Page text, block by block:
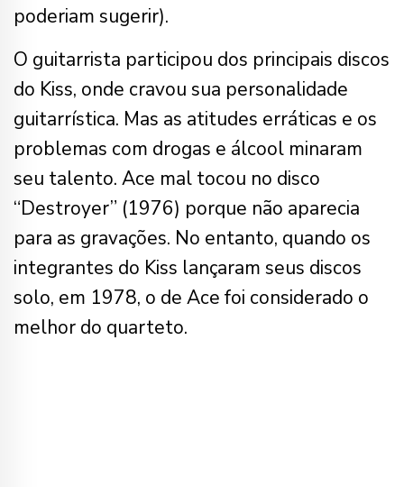
poderiam sugerir).
O guitarrista participou dos principais discos
do Kiss, onde cravou sua personalidade
guitarrística. Mas as atitudes erráticas e os
problemas com drogas e álcool minaram
seu talento. Ace mal tocou no disco
“Destroyer” (1976) porque não aparecia
para as gravações. No entanto, quando os
integrantes do Kiss lançaram seus discos
solo, em 1978, o de Ace foi considerado o
melhor do quarteto.